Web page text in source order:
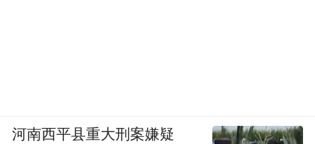
河南西平县重大刑案嫌疑